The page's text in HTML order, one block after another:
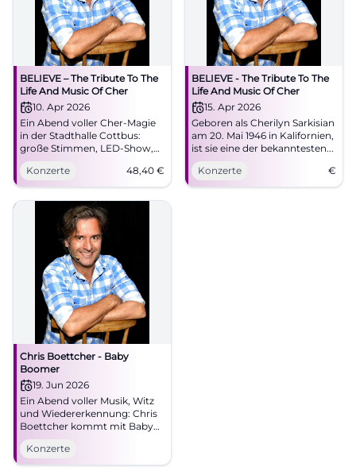
BELIEVE – The Tribute To The
Life And Music Of Cher
10. Apr 2026
Ein Abend voller Cher-Magie
in der Stadthalle Cottbus:
große Stimmen, LED-Show,
ikonische Hits. Freitag,
10.04.2026, 19:30 Uhr, Tickets
ab 48,40 €. Erleben,
mitsingen, staunen.
#CottbusLive
Konzerte 48,40 €
BELIEVE - The Tribute To The
Life And Music Of Cher
15. Apr 2026
Geboren als Cherilyn Sarkisian
am 20. Mai 1946 in Kalifornien,
ist sie eine der bekanntesten...
Konzerte
€
Chris Boettcher - Baby
Boomer
19. Jun 2026
Ein Abend voller Musik, Witz
und Wiedererkennung: Chris
Boettcher kommt mit Baby
Boomer nach München.
19.06.2026 im Schlachthof.
Jetzt entdecken! #München
Konzerte